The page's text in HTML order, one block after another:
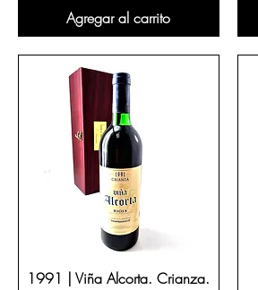
Agregar al carrito
1991 | Viña Alcorta. Crianza.